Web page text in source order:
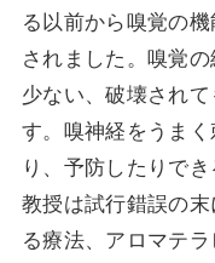
る以前から嗅覚の
されました。嗅覚
少ない、破壊され
す。嗅神経をうま
り、予防したりで
教授は試行錯誤の
る療法、アロマテ